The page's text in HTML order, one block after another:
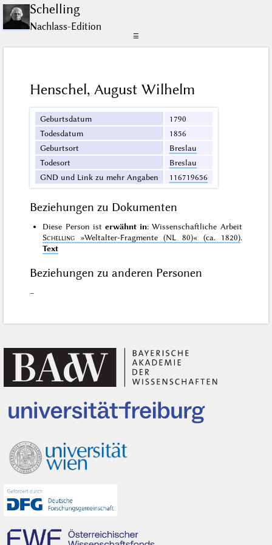
Schelling
Nachlass-Edition
☰
Henschel, August Wilhelm
Geburtsdatum
1790
Todesdatum
1856
Geburtsort
Breslau
Todesort
Breslau
GND und Link zu mehr Angaben
116719656
Beziehungen zu Dokumenten
Diese Person ist erwähnt in: Wissenschaftliche Arbeit
Schelling
»Weltalter-Fragmente (NL 80)« (ca. 1820).
Text
Beziehungen zu anderen Personen
–